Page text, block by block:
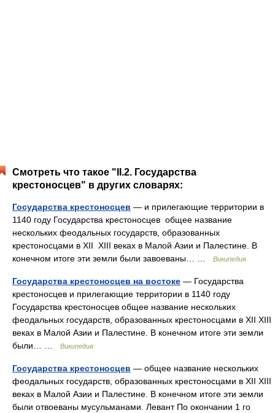
Смотреть что такое "II.2. Государства
крестоносцев" в других словарях:
Государства крестоносцев — и прилегающие территории в
1140 году Государства крестоносцев общее название
нескольких феодальных государств, образованных
крестоносцами в XII XIII веках в Малой Азии и Палестине. В
конечном итоге эти земли были завоеваны… …
Википедия
Государства крестоносцев на востоке — Государства
крестоносцев и прилегающие территории в 1140 году
Государства крестоносцев общее название нескольких
феодальных государств, образованных крестоносцами в XII XIII
веках в Малой Азии и Палестине. В конечном итоге эти земли
были… …
Википедия
Государства крестоносцев — общее название нескольких
феодальных государств, образованных крестоносцами в XII XIII
веках в Малой Азии и Палестине. В конечном итоге эти земли
были отвоеваны мусульманами. Левант По окончании 1 го